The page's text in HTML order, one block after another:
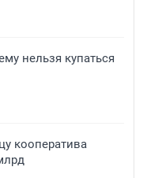
нельзя купаться
кооператива